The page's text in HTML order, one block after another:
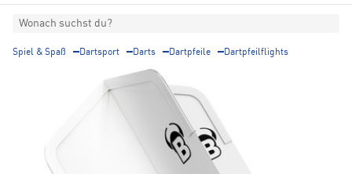
Wonach suchst du?
Spiel & Spaß Dartsport Darts Dartpfeile Dartpfeilflights